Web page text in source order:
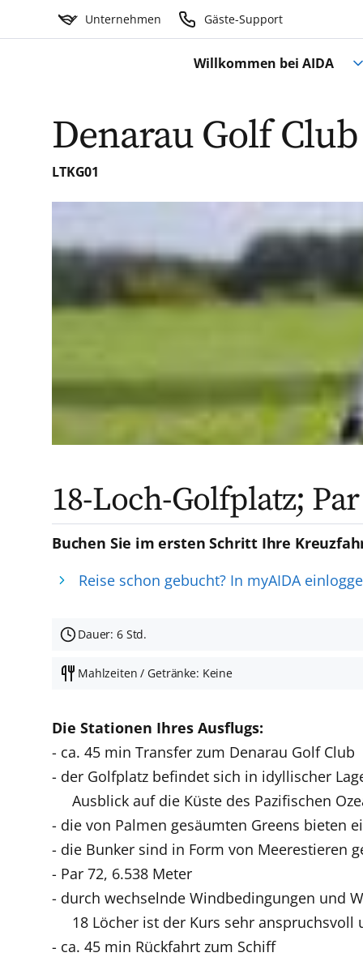
Unternehmen Gäste-Support
Willkommen bei AIDA
Denarau Golf Club
LTKG01
18-Loch-Golfplatz;
Buchen Sie im ersten Schritt Ihre
Reise schon gebucht? In myAIDA
Dauer: 6 Std.
Mahlzeiten / Getränke: Keine
Die Stationen Ihres Ausflugs:
- ca. 45 min Transfer zum Denarau Golf Club
- der Golfplatz befindet sich in idyllischer
Ausblick auf die Küste des Pazifischen
- die von Palmen gesäumten Greens bieten
- die Bunker sind in Form von Meerestieren
- Par 72, 6.538 Meter
- durch wechselnde Windbedingungen und
18 Löcher ist der Kurs sehr anspruchsvoll
- ca. 45 min Rückfahrt zum Schiff